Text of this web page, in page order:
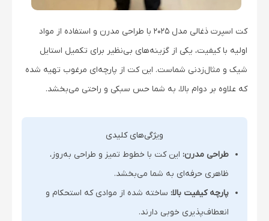
کت اسپرت ذغالی مدل 2025 با طراحی مدرن و استفاده از مواد
اولیه با کیفیت، یکی از گزینه‌های بی‌نظیر برای تکمیل استایل
شیک و مثال‌زدنی شماست. این کت از پارچه‌ای مرغوب تهیه شده
که علاوه بر دوام بالا، به شما حس سبکی و راحتی می‌بخشد.
ویژگی‌های کلیدی
طراحی مدرن: این کت با خطوط تمیز و طراحی به‌روز،
ظاهری حرفه‌ای به شما می‌بخشد.
پارچه کیفیت بالا: ساخته شده از موادی که استحکام و
انعطاف‌پذیری خوبی دارند.